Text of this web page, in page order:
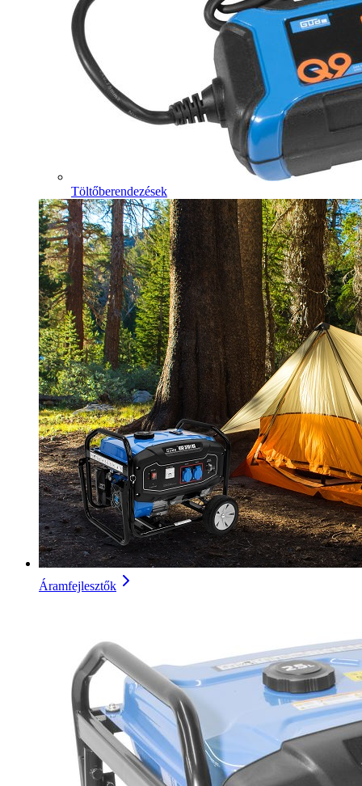
Töltőberendezések
Áramfejlesztők